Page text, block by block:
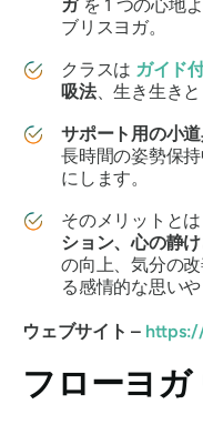
ガを 1 つの心地
ブリスヨガ。
クラスは ガイド
吸法、生き生き
サポート用の小
長時間の姿勢保
にします。
そのメリットとは
ション、心の静け
の向上、気分の
る感情的な思い
ウェブサイト –
フローヨガ